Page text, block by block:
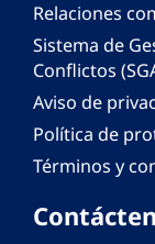
Relaciones
Sistema de
Conflictos
Aviso de
Política de
Términos y